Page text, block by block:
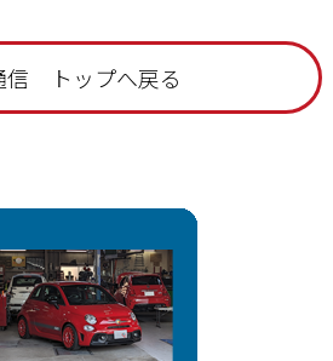
信 トップへ戻る